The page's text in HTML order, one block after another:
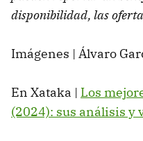
disponibilidad, las
Imágenes | Álvaro
En Xataka | Los
(2024): sus análisis y